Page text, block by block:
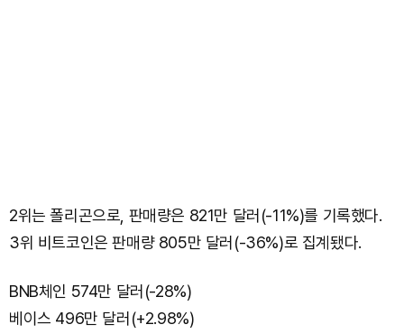
2위는 폴리곤으로, 판매량은 821만 달러(-11%)를 기록했다.
3위 비트코인은 판매량 805만 달러(-36%)로 집계됐다.
BNB체인 574만 달러(-28%)
베이스 496만 달러(+2.98%)